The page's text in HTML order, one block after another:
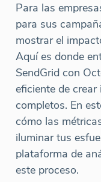
Para las
para sus
mostrar el
Aquí es donde
SendGrid con
eficiente de
completos. En
cómo las
iluminar tus
plataforma de
este proceso.